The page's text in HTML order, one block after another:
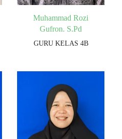
Muhammad Rozi
Gufron. S.Pd
GURU KELAS 4B